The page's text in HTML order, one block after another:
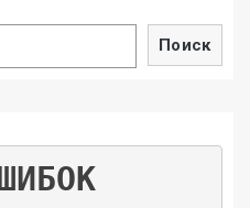
Поиск